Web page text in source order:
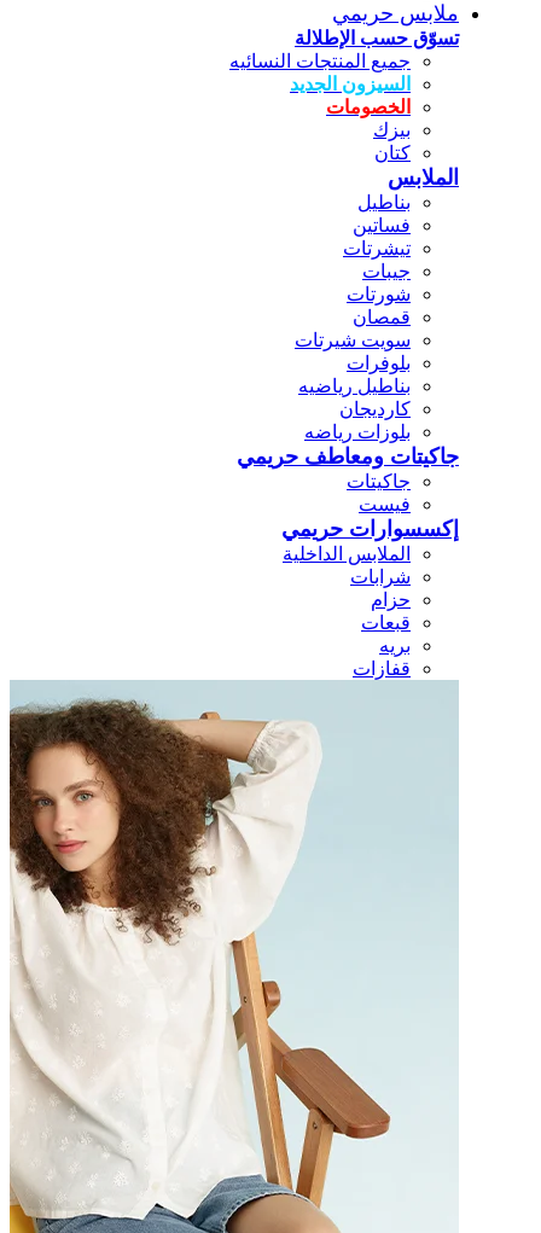
ملابس حريمي
تسوّق حسب الإطلالة
جميع المنتجات النسائيه
السيزون الجديد
الخصومات
بيزك
كتان
الملابس
بناطيل
فساتين
تيشرتات
جيبات
شورتات
قمصان
سويت شيرتات
بلوفرات
بناطيل رياضيه
كارديجان
بلوزات رياضه
جاكيتات ومعاطف حريمي
جاكيتات
فيست
إكسسوارات حريمي
الملابس الداخلية
شرابات
حزام
قبعات
بريه
قفازات